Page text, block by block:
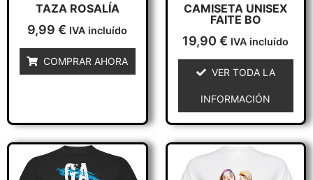
TAZA ROSALÍA
9,99€ IVA incluído
COMPRAR AHORA
CAMISETA UNISEX
FAITE BO
19,90€ IVA incluído
VER TODA LA
INFORMACIÓN
elegir
en
la
página
de
producto
Este
producto
Este
producto